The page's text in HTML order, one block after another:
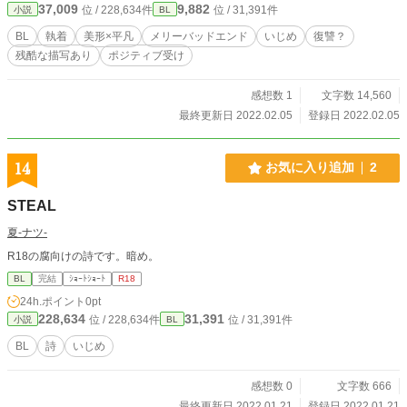
小説 37,009 位 / 228,634件 BL 9,882 位 / 31,391件
BL 執着 美形×平凡 メリーバッドエンド いじめ
復讐？
残酷な描写あり
ポジティブ受け
感想数 1
文字数 14,560
最終更新日 2022.02.05
登録日 2022.02.05
14 お気に入り追加 2
STEAL
夏-ナツ-
R18の腐向けの詩です。暗め。
BL 完結 ｼｮｰﾄｼｮｰﾄ R18
24h.ポイント 0pt
小説 228,634 位 / 228,634件 BL 31,391 位 / 31,391件
BL 詩 いじめ
感想数 0
文字数 666